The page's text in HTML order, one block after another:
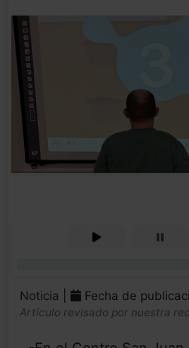
Noticia | Fecha de
Artículo revisado por nuestra